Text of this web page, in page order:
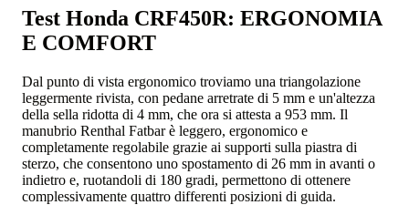
Test Honda CRF450R: ERGONOMIA
E COMFORT
Dal punto di vista ergonomico troviamo una triangolazione
leggermente rivista, con pedane arretrate di 5 mm e un'altezza
della sella ridotta di 4 mm, che ora si attesta a 953 mm. Il
manubrio Renthal Fatbar è leggero, ergonomico e
completamente regolabile grazie ai supporti sulla piastra di
sterzo, che consentono uno spostamento di 26 mm in avanti o
indietro e, ruotandoli di 180 gradi, permettono di ottenere
complessivamente quattro differenti posizioni di guida.